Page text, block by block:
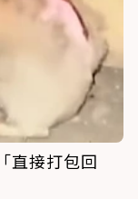
直接打包回